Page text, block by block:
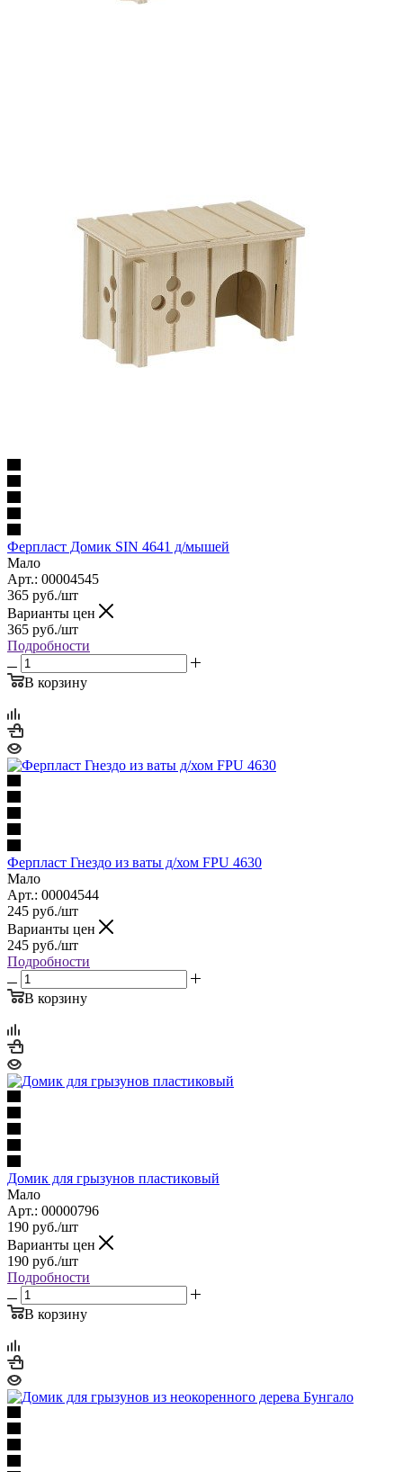
Ферпласт Домик SIN 4641 д/мышей
Мало
Арт.: 00004545
365 руб./шт
Варианты цен
365 руб./шт
Подробности
В корзину
Ферпласт Гнездо из ваты д/хом FPU 4630
Мало
Арт.: 00004544
245 руб./шт
Варианты цен
245 руб./шт
Подробности
В корзину
Домик для грызунов пластиковый
Мало
Арт.: 00000796
190 руб./шт
Варианты цен
190 руб./шт
Подробности
В корзину